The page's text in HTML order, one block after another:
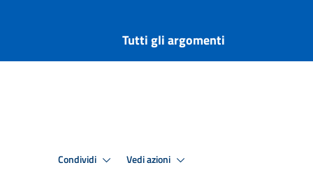
Tutti gli argomenti
Condividi Vedi azioni